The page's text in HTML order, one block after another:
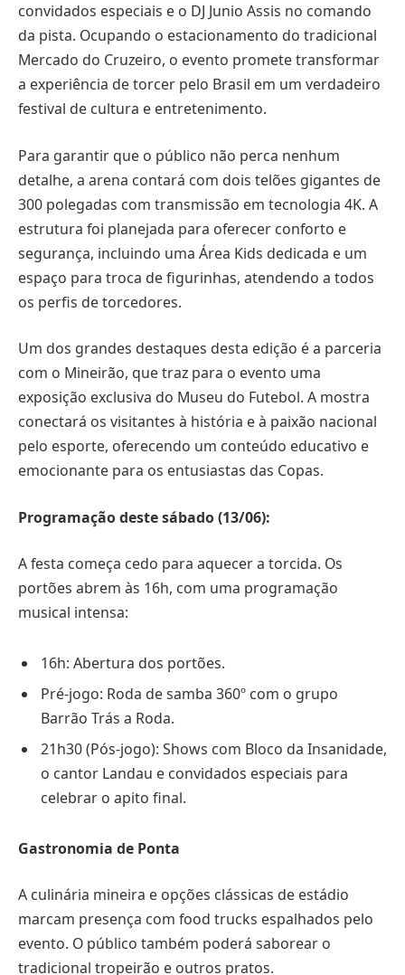
convidados especiais e o DJ Junio Assis no comando
da pista. Ocupando o estacionamento do tradicional
Mercado do Cruzeiro, o evento promete transformar
a experiência de torcer pelo Brasil em um verdadeiro
festival de cultura e entretenimento.
Para garantir que o público não perca nenhum
detalhe, a arena contará com dois telões gigantes de
300 polegadas com transmissão em tecnologia 4K. A
estrutura foi planejada para oferecer conforto e
segurança, incluindo uma Área Kids dedicada e um
espaço para troca de figurinhas, atendendo a todos
os perfis de torcedores.
Um dos grandes destaques desta edição é a parceria
com o Mineirão, que traz para o evento uma
exposição exclusiva do Museu do Futebol. A mostra
conectará os visitantes à história e à paixão nacional
pelo esporte, oferecendo um conteúdo educativo e
emocionante para os entusiastas das Copas.
Programação deste sábado (13/06):
A festa começa cedo para aquecer a torcida. Os
portões abrem às 16h, com uma programação
musical intensa:
16h: Abertura dos portões.
Pré-jogo: Roda de samba 360º com o grupo
Barrão Trás a Roda.
21h30 (Pós-jogo): Shows com Bloco da Insanidade,
o cantor Landau e convidados especiais para
celebrar o apito final.
Gastronomia de Ponta
A culinária mineira e opções clássicas de estádio
marcam presença com food trucks espalhados pelo
evento. O público também poderá saborear o
tradicional tropeirão e outros pratos.